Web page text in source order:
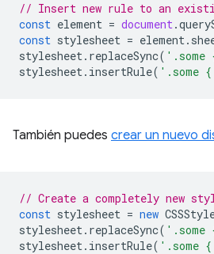
// Insert new rule to an
const element = document.
const stylesheet = element.
stylesheet. replaceSync(
stylesheet. insertRule( '.some
También puedes crear un nuevo
// Create a completely new
const stylesheet = new
stylesheet. replaceSync(
stylesheet. insertRule( '.some